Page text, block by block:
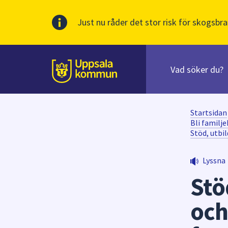
Just nu råder det stor risk för
Till sidans
huvudinnehåll
innehåll
Startsidan
Bli
Stöd,
Lyssna